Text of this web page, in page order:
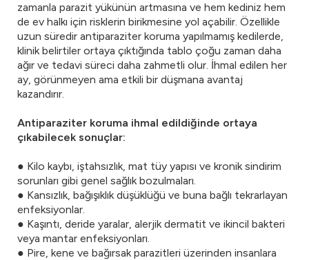
zamanla parazit yükünün artmasına ve hem kediniz hem
de ev halkı için risklerin birikmesine yol açabilir. Özellikle
uzun süredir antiparaziter koruma yapılmamış kedilerde,
klinik belirtiler ortaya çıktığında tablo çoğu zaman daha
ağır ve tedavi süreci daha zahmetli olur. İhmal edilen her
ay, görünmeyen ama etkili bir düşmana avantaj
kazandırır.
Antiparaziter koruma ihmal edildiğinde ortaya
çıkabilecek sonuçlar:
● Kilo kaybı, iştahsızlık, mat tüy yapısı ve kronik sindirim
sorunları gibi genel sağlık bozulmaları.
● Kansızlık, bağışıklık düşüklüğü ve buna bağlı tekrarlayan
enfeksiyonlar.
● Kaşıntı, deride yaralar, alerjik dermatit ve ikincil bakteri
veya mantar enfeksiyonları.
● Pire, kene ve bağırsak parazitleri üzerinden insanlara